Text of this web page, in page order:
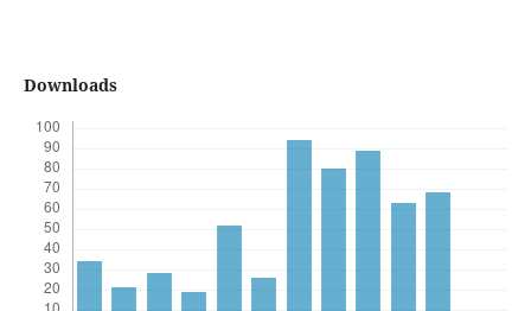
Downloads